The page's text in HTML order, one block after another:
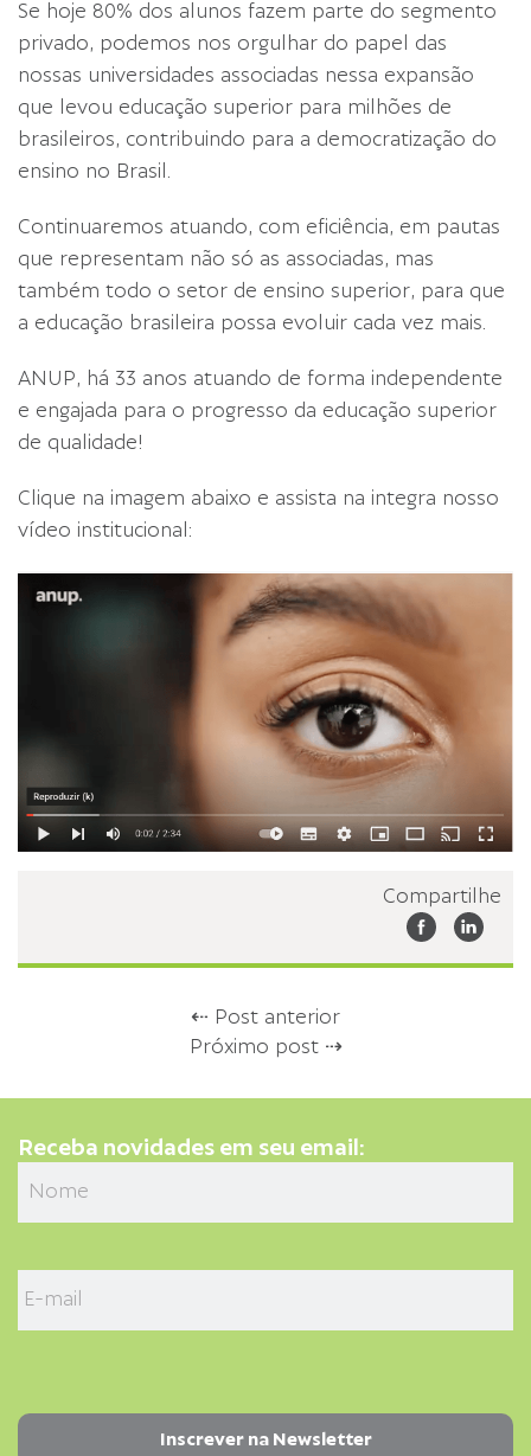
Se hoje 80% dos alunos fazem parte do segmento
privado, podemos nos orgulhar do papel das
nossas universidades associadas nessa expansão
que levou educação superior para milhões de
brasileiros, contribuindo para a democratização do
ensino no Brasil.
Continuaremos atuando, com eficiência, em pautas
que representam não só as associadas, mas
também todo o setor de ensino superior, para que
a educação brasileira possa evoluir cada vez mais.
ANUP, há 33 anos atuando de forma independente
e engajada para o progresso da educação superior
de qualidade!
Clique na imagem abaixo e assista na integra nosso
vídeo institucional:
Compartilhe
⇠ Post anterior
Próximo post ⇢
Receba novidades em seu email: